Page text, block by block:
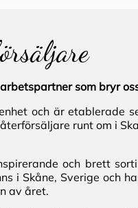
som bryr
och är etablerade
runt om i
och brett
i Skåne, Sverige och
av året.